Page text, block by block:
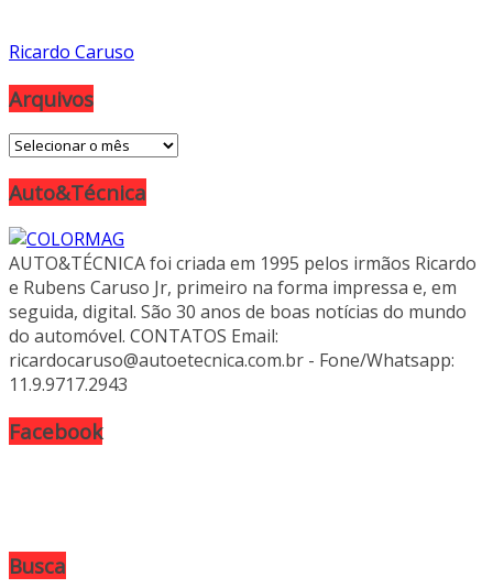
Ricardo Caruso
Arquivos
Arquivos
Auto&Técnica
AUTO&TÉCNICA foi criada em 1995 pelos irmãos Ricardo
e Rubens Caruso Jr, primeiro na forma impressa e, em
seguida, digital. São 30 anos de boas notícias do mundo
do automóvel. CONTATOS Email:
ricardocaruso@autoetecnica.com.br - Fone/Whatsapp:
11.9.9717.2943
Facebook
Busca